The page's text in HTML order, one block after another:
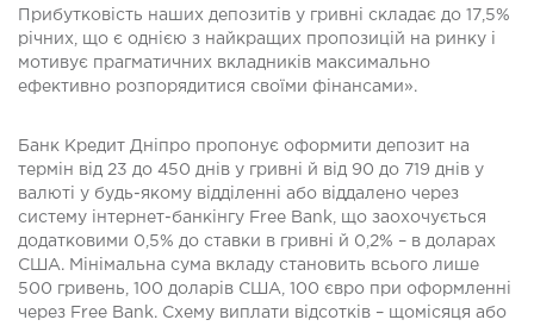
Прибутковість наших депозитів у гривні складає до 17,5%
річних, що є однією з найкращих пропозицій на ринку і
мотивує прагматичних вкладників максимально
ефективно розпорядитися своїми фінансами».
Банк Кредит Дніпро пропонує оформити депозит на
термін від 23 до 450 днів у гривні й від 90 до 719 днів у
валюті у будь-якому відділенні або віддалено через
систему інтернет-банкінгу Free Bank, що заохочується
додатковими 0,5% до ставки в гривні й 0,2% – в доларах
США. Мінімальна сума вкладу становить всього лише
500 гривень, 100 доларів США, 100 євро при оформленні
через Free Bank. Схему виплати відсотків – щомісяця або